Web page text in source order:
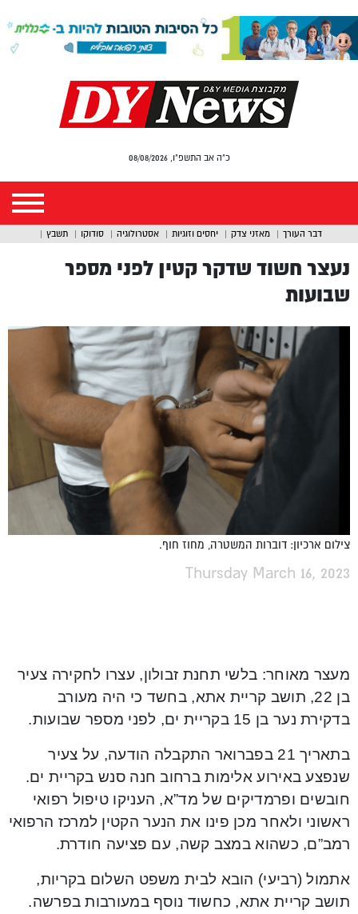
כ"ה אב התשפ"ו, 08/08/2026
דבר העורך מאזני צדק יחסים וזוגיות אסטרולוגיה סודוקו תשבץ
נעצר חשוד שדקר קטין לפני מספר
שבועות
צילום ארכיון: דוברות המשטרה, מחוז חוף.
Thursday March 16, 2023
מעצר מאוחר: בלשי תחנת זבולון, עצרו לחקירה צעיר
בן 22, תושב קריית אתא, בחשד כי היה מעורב
בדקירת נער בן 15 בקריית ים, לפני מספר שבועות.
בתאריך 21 בפברואר התקבלה הודעה, על צעיר
שנפצע באירוע אלימות ברחוב חנה סנש בקריית ים.
חובשים ופרמדיקים של מד”א, העניקו טיפול רפואי
ראשוני ולאחר מכן פינו את הנער הקטין למרכז הרפואי
רמב”ם, כשהוא במצב קשה, עם פציעה חודרת.
אתמול (רביעי) הובא לבית משפט השלום בקריות,
תושב קריית אתא, כחשוד נוסף במעורבות בפרשה.